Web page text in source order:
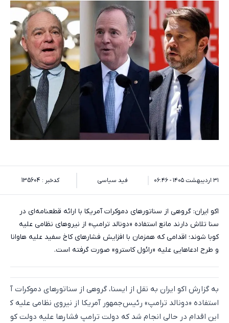
۳۱ اردیبهشت ۱۴۰۵ - ۰۶:۴۶ فید سیاسی کدخبر : 135604
اکو ایران: گروهی از سناتورهای دموکرات آمریکا با ارائه قطعنامه‌ای در
سنا تلاش دارند مانع استفاده «دونالد ترامپ» از نیروهای نظامی علیه
کوبا شوند؛ اقدامی که همزمان با افزایش فشارهای کاخ سفید علیه هاوانا
و طرح ادعاهایی علیه «رائول کاسترو» صورت گرفته است.
به گزارش اکو ایران به نقل از ایسنا، گروهی از سناتورهای دموکرات
استفاده «دونالد ترامپ» رئیس‌جمهور آمریکا از نیروی نظامی علیه کوبا
این اقدام در حالی انجام شد که دولت ترامپ فشارها علیه دولت کوبا